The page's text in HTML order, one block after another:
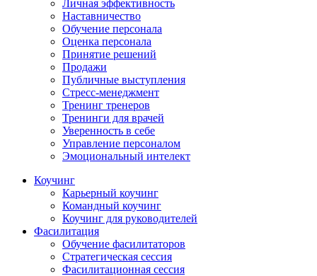
Личная эффективность
Наставничество
Обучение персонала
Оценка персонала
Принятие решений
Продажи
Публичные выступления
Стресс-менеджмент
Тренинг тренеров
Тренинги для врачей
Уверенность в себе
Управление персоналом
Эмоциональный интелект
Коучинг
Карьерный коучинг
Командный коучинг
Коучинг для руководителей
Фасилитация
Обучение фасилитаторов
Стратегическая сессия
Фасилитационная сессия